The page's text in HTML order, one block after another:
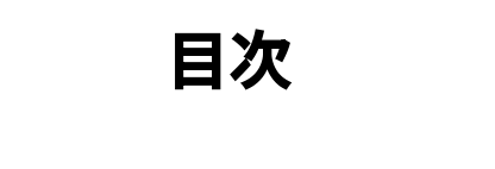
目次